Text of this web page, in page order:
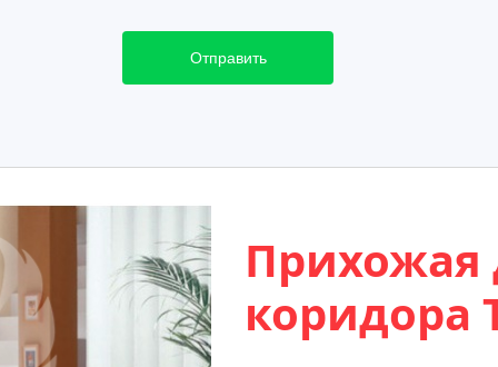
Отправить
Прихожая
коридора